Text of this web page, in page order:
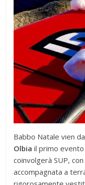
Babbo Natale vien
Olbia il primo
coinvolgerà SUP,
accompagnata a